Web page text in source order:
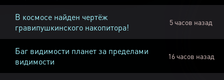
В космосе найден чертёж
гравипушкинского накопитора!
5 часов назад
Баг видимости планет за пределами
видимости
16 часов назад